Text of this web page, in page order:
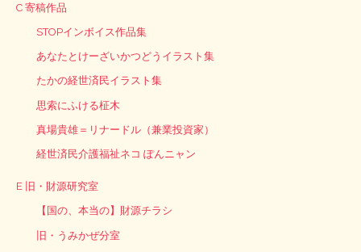
C 寄稿作品
STOPインボイス作品集
あなたとけーざいかつどうイラスト集
たかの経世済民イラスト集
思索にふける柾木
真場貴雄＝リナードル（兼業投資家）
経世済民介護福祉ネコ ぽんニャン
E 旧・財源研究室
【国の、本当の】財源チラシ
旧・うみかぜ分室